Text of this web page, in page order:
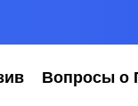
Вопросы о